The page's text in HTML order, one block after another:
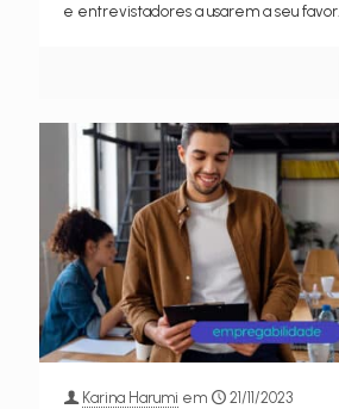
e entrevistadores a usarem a seu favor.
Karina Harumi em
21/11/2023